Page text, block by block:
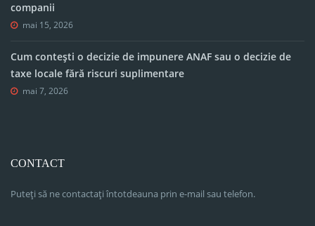
companii
mai 15, 2026
Cum contești o decizie de impunere ANAF sau o decizie de
taxe locale fără riscuri suplimentare
mai 7, 2026
CONTACT
Puteți să ne contactați întotdeauna prin e-mail sau telefon.